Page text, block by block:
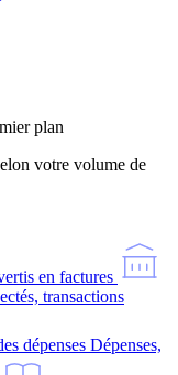
plan
votre volume de
en factures
transactions
dépenses Dépenses,